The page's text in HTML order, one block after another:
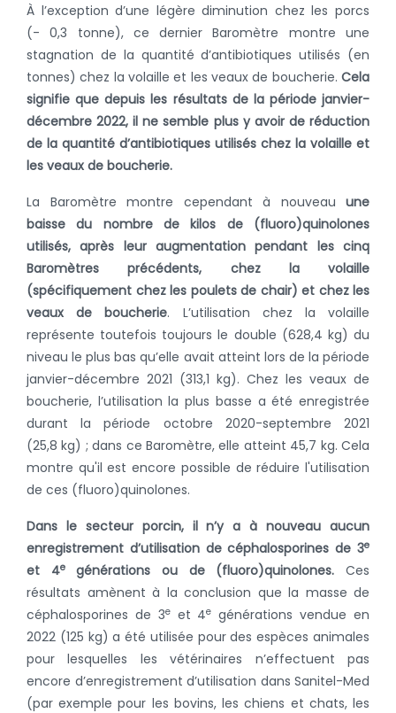
À l’exception d’une légère diminution chez les porcs
(- 0,3 tonne), ce dernier Baromètre montre une
stagnation de la quantité d’antibiotiques utilisés (en
tonnes) chez la volaille et les veaux de boucherie. Cela
signifie que depuis les résultats de la période janvier-
décembre 2022, il ne semble plus y avoir de réduction
de la quantité d’antibiotiques utilisés chez la volaille et
les veaux de boucherie.
La Baromètre montre cependant à nouveau une
baisse du nombre de kilos de (fluoro)quinolones
utilisés, après leur augmentation pendant les cinq
Baromètres précédents, chez la volaille
(spécifiquement chez les poulets de chair) et chez les
veaux de boucherie. L’utilisation chez la volaille
représente toutefois toujours le double (628,4 kg) du
niveau le plus bas qu’elle avait atteint lors de la période
janvier-décembre 2021 (313,1 kg). Chez les veaux de
boucherie, l’utilisation la plus basse a été enregistrée
durant la période octobre 2020-septembre 2021
(25,8 kg) ; dans ce Baromètre, elle atteint 45,7 kg. Cela
montre qu'il est encore possible de réduire l'utilisation
de ces (fluoro)quinolones.
Dans le secteur porcin, il n’y a à nouveau aucun
enregistrement d’utilisation de céphalosporines de 3e
et 4egénérations ou de (fluoro)quinolones.
Ces
résultats amènent à la conclusion que la masse de
céphalosporines de 3eet 4e générations vendue en
2022 (125 kg) a été utilisée pour des espèces animales
pour lesquelles les vétérinaires n’effectuent pas
encore d’enregistrement d’utilisation dans Sanitel-Med
(par exemple pour les bovins, les chiens et chats, les